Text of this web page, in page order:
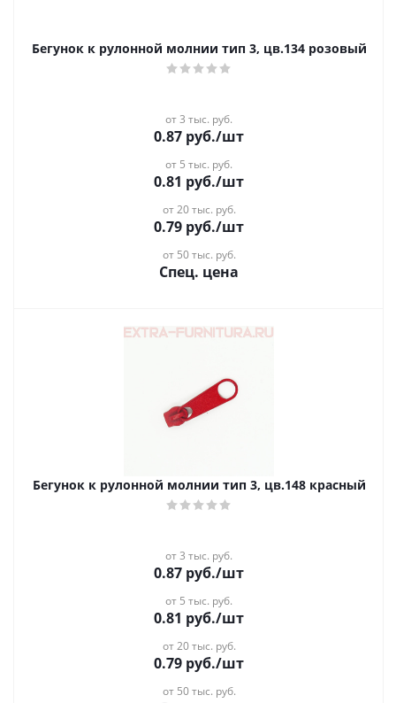
Бегунок к рулонной молнии тип 3, цв.134 розовый
от 3 тыс. руб.
0.87 руб./шт
от 5 тыс. руб.
0.81 руб./шт
от 20 тыс. руб.
0.79 руб./шт
от 50 тыс. руб.
Спец. цена
Бегунок к рулонной молнии тип 3, цв.148 красный
от 3 тыс. руб.
0.87 руб./шт
от 5 тыс. руб.
0.81 руб./шт
от 20 тыс. руб.
0.79 руб./шт
от 50 тыс. руб.